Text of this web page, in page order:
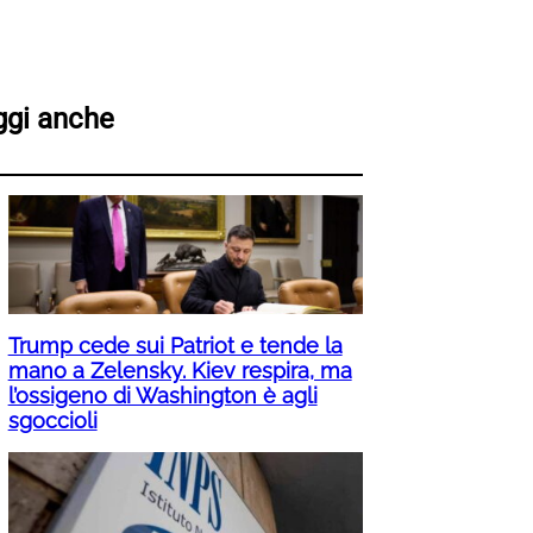
anche
Trump cede sui Patriot e tende la
mano a Zelensky. Kiev respira, ma
l’ossigeno di Washington è agli
sgoccioli